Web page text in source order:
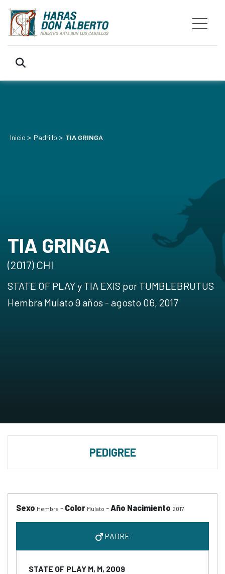
Inicio > Padrillo > TIA GRINGA
TIA GRINGA
(2017) CHI
STATE OF PLAY y TIA EXIS por TUMBLEBRUTUS
Hembra Mulato 9 años - agosto 06, 2017
PEDIGREE
Sexo Hembra - Color Mulato -Año Nacimiento 2017
PADRE
STATE OF PLAY M, M, 2009